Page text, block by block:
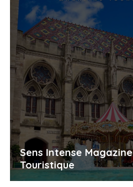
Sens Intense Magazine
Touristique